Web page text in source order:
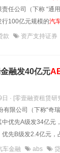
任公司（下称 “通
100亿元规模的汽
款 资产支持证券
融发40亿元
日 · [零壹融资租赁研
有限公司（下称“奇
中优先A级发34亿元
先B级发2.4亿元，
车金融 abs